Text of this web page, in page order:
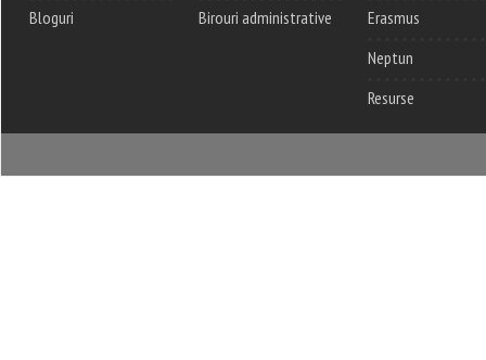
Bloguri
Birouri administrative
Erasmus
Neptun
Resurse